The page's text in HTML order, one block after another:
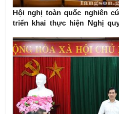
Hội nghị toàn quốc nghiên
triển khai thực hiện Nghị